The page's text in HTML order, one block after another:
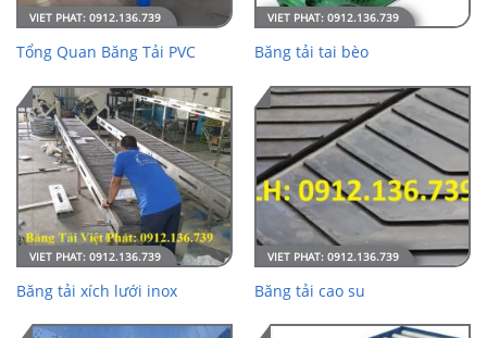
Tổng Quan Băng Tải PVC Băng tải tai bèo
Băng tải xích lưới inox Băng tải cao su